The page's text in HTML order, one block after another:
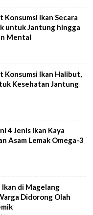
Konsumsi Ikan Secara
untuk Jantung hingga
Mental
Konsumsi Ikan Halibut,
Kesehatan Jantung
4 Jenis Ikan Kaya
Asam Lemak Omega-3
Ikan di Magelang
Didorong Olah